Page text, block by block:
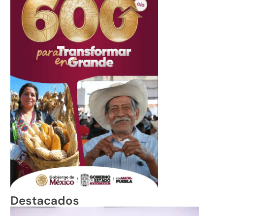
Destacados